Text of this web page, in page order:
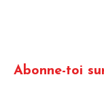
Abonne-toi